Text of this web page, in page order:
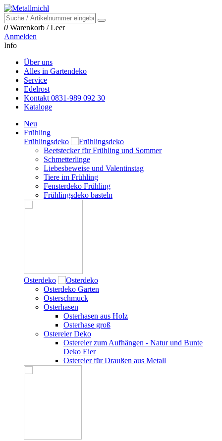
0 Warenkorb /Leer
Anmelden
Info
Über uns
Alles in Gartendeko
Service
Edelrost
Kontakt 0831-989 092 30
Kataloge
Neu
Frühling
Frühlingsdeko
Beetstecker für Frühling und Sommer
Schmetterlinge
Liebesbeweise und Valentinstag
Tiere im Frühling
Fensterdeko Frühling
Frühlingsdeko basteln
Osterdeko
Osterdeko Garten
Osterschmuck
Osterhasen
Osterhasen aus Holz
Osterhase groß
Ostereier Deko
Ostereier zum Aufhängen - Natur und Bunte
Deko Eier
Ostereier für Draußen aus Metall